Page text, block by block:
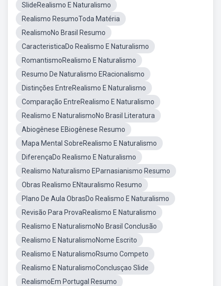
SlideRealismo E Naturalismo
Realismo ResumoToda Matéria
RealismoNo Brasil Resumo
CaracteristicaDo Realismo E Naturalismo
RomantismoRealismo E Naturalismo
Resumo De Naturalismo ERacionalismo
Distinções EntreRealismo E Naturalismo
Comparação EntreRealismo E Naturalismo
Realismo E NaturalismoNo Brasil Literatura
Abiogênese EBiogênese Resumo
Mapa Mental SobreRealismo E Naturalismo
DiferençaDo Realismo E Naturalismo
Realismo Naturalismo EParnasianismo Resumo
Obras Realismo ENtauralismo Resumo
Plano De Aula ObrasDo Realismo E Naturalismo
Revisão Para ProvaRealismo E Naturalismo
Realismo E NaturalismoNo Brasil Conclusão
Realismo E NaturalismoNome Escrito
Realismo E NaturalismoRsumo Competo
Realismo E NaturalismoConclusçao Slide
RealismoEm Portugal Resumo